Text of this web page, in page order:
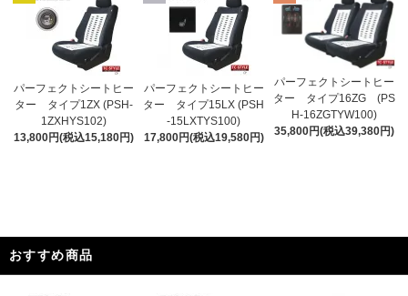
パーフェクトシートヒー
ター タイプ1ZX (PSH-
1ZXHYS102)
13,800円(税込15,180円)
パーフェクトシートヒー
ター タイプ15LX (PSH
-15LXTYS100)
17,800円(税込19,580円)
パーフェクトシートヒー
ター タイプ16ZG (PS
H-16ZGTYW100)
35,800円(税込39,380円)
おすすめ商品